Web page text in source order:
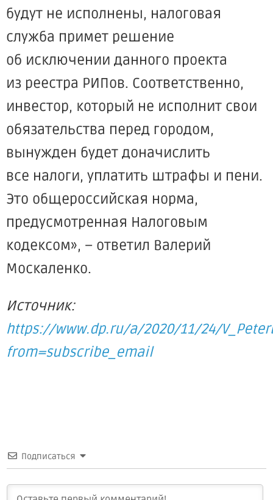
будут не исполнены, налоговая
служба примет решение
об исключении данного проекта
из реестра РИПов. Соответственно,
инвестор, который не исполнит свои
обязательства перед городом,
вынужден будет доначислить
все налоги, уплатить штрафы и пени.
Это общероссийская норма,
предусмотренная Налоговым
кодексом», – ответил Валерий
Москаленко.
Источник:
https://www.dp.ru/a/2020/11/24/
from=subscribe_email
Подписаться